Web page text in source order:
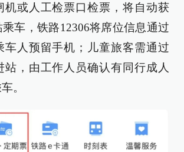
机或人工检票口检票，将自动获
车，铁路12306将席位信息通过
车人预留手机；儿童旅客需通过
站，由工作人员确认有同行成人
。